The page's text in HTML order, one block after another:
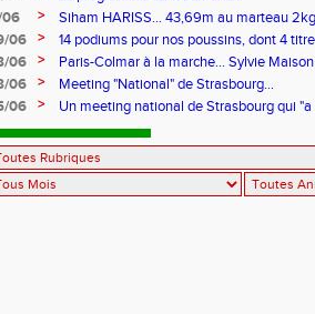
06
>
Siham HARISS... 43,69m au marteau 2kg
06
>
14 podiums pour nos poussins, dont 4
Rhin...
06 >
Paris-Colmar à la marche... Sylvie
06
>
Meeting "National" de Strasbourg...
06
> Un meeting national de Strasbourg qui